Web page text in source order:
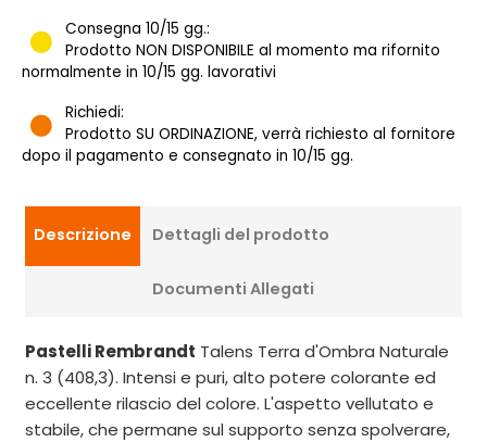
Consegna 10/15 gg.:
Prodotto NON DISPONIBILE al momento ma rifornito
normalmente in 10/15 gg. lavorativi
Richiedi:
Prodotto SU ORDINAZIONE, verrà richiesto al fornitore
dopo il pagamento e consegnato in 10/15 gg.
Descrizione Dettagli del prodotto
Documenti Allegati
Pastelli Rembrandt Talens Terra d'Ombra Naturale
n. 3 (408,3). Intensi e puri, alto potere colorante ed
eccellente rilascio del colore. L'aspetto vellutato e
stabile, che permane sul supporto senza spolverare,